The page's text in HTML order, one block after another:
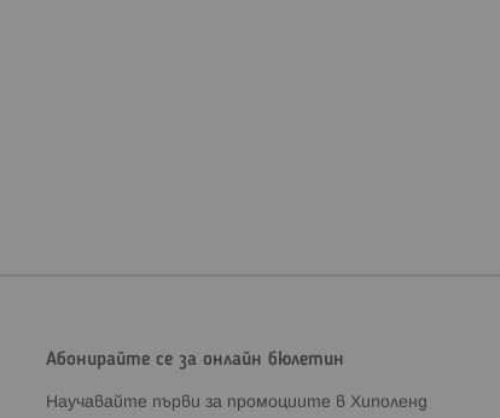
Абонирайте се за онлайн бюлетин
Научавайте първи за промоциите в Хиполенд